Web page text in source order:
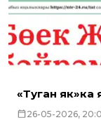
«Туган як»ка
26-05-2026,